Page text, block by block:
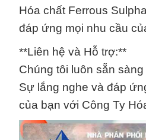
Hóa chất Ferrous
đáp ứng mọi nhu cầu
**Liên hệ và Hỗ trợ:**
Chúng tôi luôn sẵn
Sự lắng nghe và đáp
của bạn với Công Ty